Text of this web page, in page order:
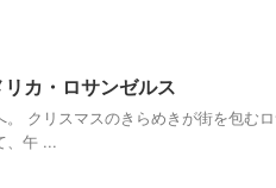
カ・ロサンゼルス
。 クリスマスのきらめきが街を包
、午 ...